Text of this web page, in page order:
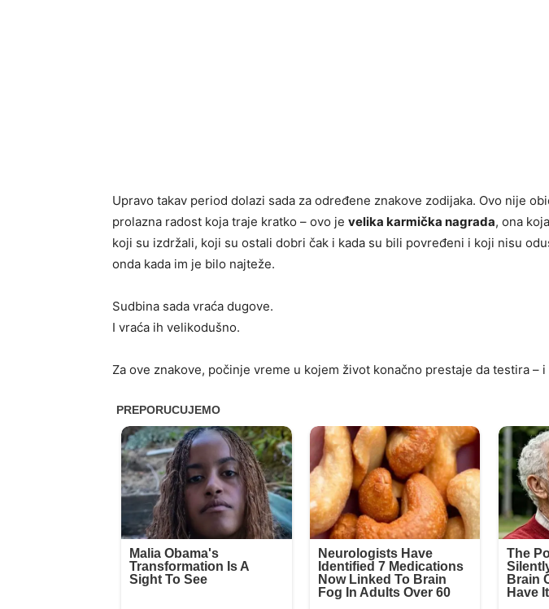
Upravo takav period dolazi sada za određene znakove zodijaka. Ovo nije
prolazna radost koja traje kratko – ovo je velika karmička nagrada, ona
koji su izdržali, koji su ostali dobri čak i kada su bili povređeni i koji nisu
onda kada im je bilo najteže.
Sudbina sada vraća dugove.
I vraća ih velikodušno.
Za ove znakove, počinje vreme u kojem život konačno prestaje da testira –